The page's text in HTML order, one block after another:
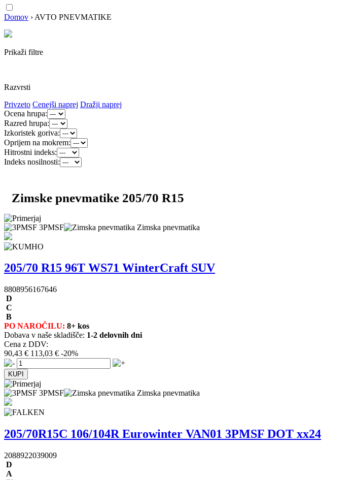
Domov › AVTO PNEVMATIKE
Prikaži filtre
Razvrsti
Privzeto Cenejši naprej Dražji naprej
Ocena hrupa:
Razred hrupa:
Izkoristek goriva:
Oprijem na mokrem:
Hitrostni indeks:
Indeks nosilnosti:
Zimske pnevmatike 205/70 R15
3PMSF Zimska pnevmatika
205/70 R15 96T WS71 WinterCraft SUV
8808956167646
D
C
B
PO NAROČILU: 8+ kos
Dobava v naše skladišče: 1-2 delovnih dni
Cena z DDV:
90,43 € 113,03 € -20%
3PMSF Zimska pnevmatika
205/70R15C 106/104R Eurowinter VAN01 3PMSF DOT xx24
2088922039009
D
A